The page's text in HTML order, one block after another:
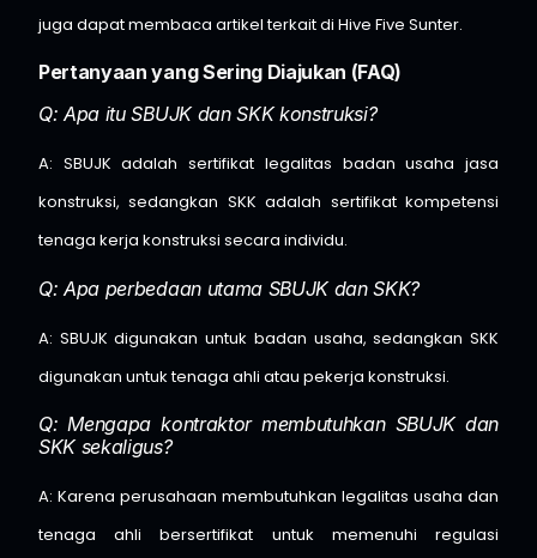
juga dapat membaca artikel terkait di Hive Five Sunter.
Pertanyaan yang Sering Diajukan (FAQ)
Q: Apa itu SBUJK dan SKK konstruksi?
A: SBUJK adalah sertifikat legalitas badan usaha jasa
konstruksi, sedangkan SKK adalah sertifikat kompetensi
tenaga kerja konstruksi secara individu.
Q: Apa perbedaan utama SBUJK dan SKK?
A: SBUJK digunakan untuk badan usaha, sedangkan SKK
digunakan untuk tenaga ahli atau pekerja konstruksi.
Q: Mengapa kontraktor membutuhkan SBUJK dan
SKK sekaligus?
A: Karena perusahaan membutuhkan legalitas usaha dan
tenaga ahli bersertifikat untuk memenuhi regulasi